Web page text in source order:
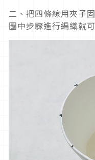
二、把四條線用夾子
圖中步驟進行編織就